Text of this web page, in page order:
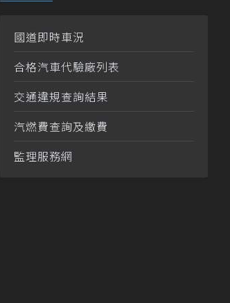
國道即時車況
合格汽車代驗廠列表
交通違規查詢結果
汽燃費查詢及繳費
監理服務網